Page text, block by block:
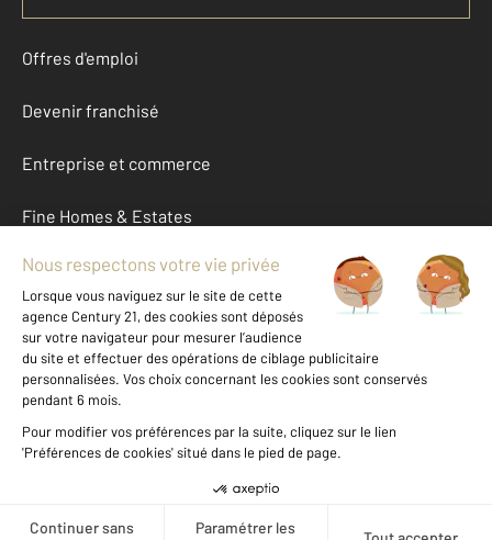
Offres d'emploi
Devenir franchisé
Entreprise et commerce
Fine Homes & Estates
À propos
International
Nous contacter
Données personnelles
Gestionnaire des cookies